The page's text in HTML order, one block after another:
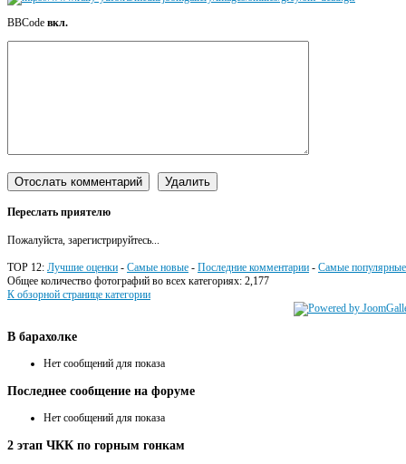
BBCode вкл.
Переслать приятелю
Пожалуйста, зарегистрируйтесь...
TOP 12: Лучшие оценки - Самые новые - Последние комментарии - Самые популярные
Общее количество фотографий во всех категориях: 2,177
К обзорной странице категории
В барахолке
Нет сообщений для показа
Последнее сообщение на форуме
Нет сообщений для показа
2 этап ЧКК по горным гонкам